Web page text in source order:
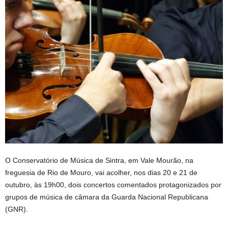
O Conservatório de Música de Sintra, em Vale Mourão, na
freguesia de Rio de Mouro, vai acolher, nos dias 20 e 21 de
outubro, às 19h00, dois concertos comentados protagonizados por
grupos de música de câmara da Guarda Nacional Republicana
(GNR).